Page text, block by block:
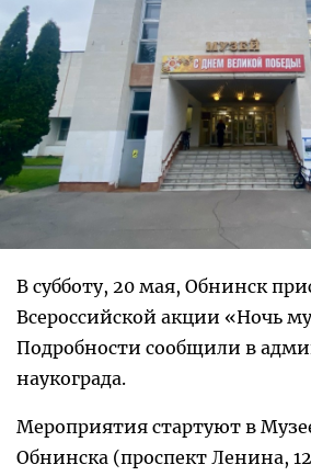
В субботу, 20 мая, Обнинск
Всероссийской акции «Ночь
Подробности сообщили в
наукограда.
Мероприятия стартуют в
Обнинска (проспект Ленина,